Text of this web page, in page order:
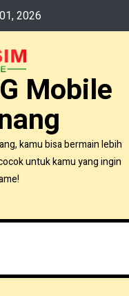
2026
Mobile
kamu bisa bermain lebih
untuk kamu yang ingin